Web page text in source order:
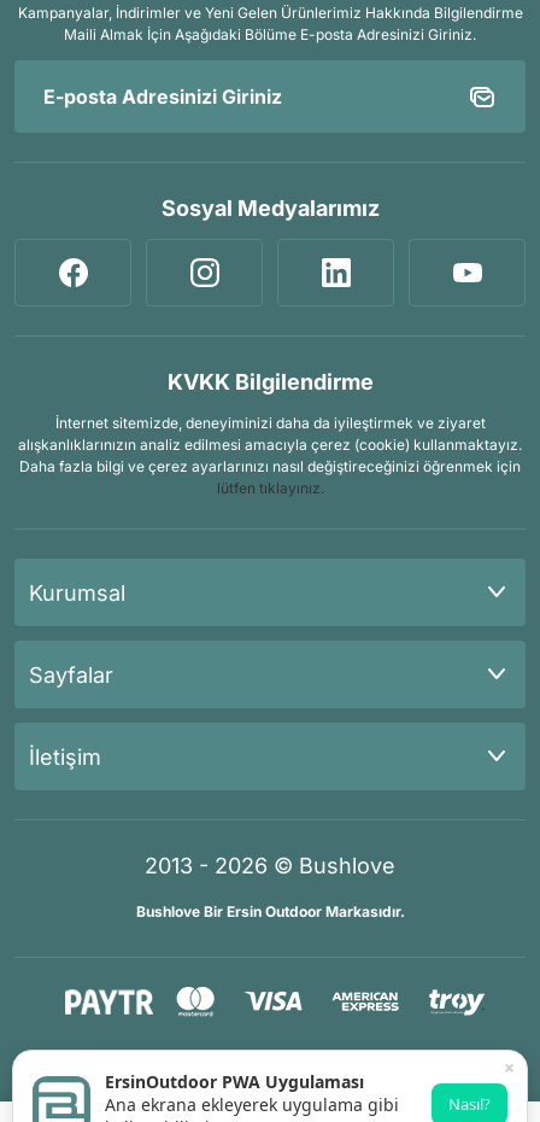
Kampanyalar, İndirimler ve Yeni Gelen Ürünlerimiz Hakkında Bilgilendirme
Maili Almak İçin Aşağıdaki Bölüme E-posta Adresinizi Giriniz.
Sosyal Medyalarımız
KVKK Bilgilendirme
İnternet sitemizde, deneyiminizi daha da iyileştirmek ve ziyaret
alışkanlıklarınızın analiz edilmesi amacıyla çerez (cookie) kullanmaktayız.
Daha fazla bilgi ve çerez ayarlarınızı nasıl değiştireceğinizi öğrenmek için
lütfen tıklayınız.
Kurumsal
Sayfalar
İletişim
2013 - 2026 © Bushlove
Bushlove Bir Ersin Outdoor Markasıdır.
×
ErsinOutdoor PWA Uygulaması
Ana ekrana ekleyerek uygulama gibi
Nasıl?